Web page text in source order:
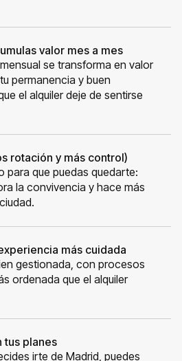
valor mes a mes
se transforma en valor
permanencia y buen
el alquiler deje de sentirse
rotación y más control)
para que puedas quedarte:
la convivencia y hace más
más cuidada
gestionada, con procesos
ordenada que el alquiler
tus planes
irte de Madrid, puedes